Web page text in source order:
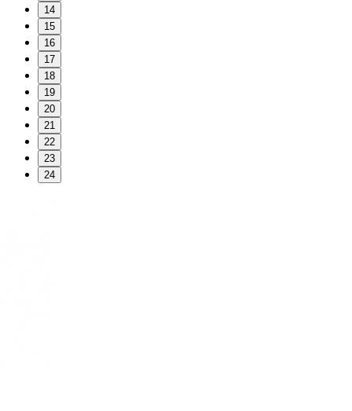
14
15
16
17
18
19
20
21
22
23
24